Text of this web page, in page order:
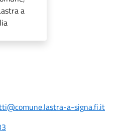
a
a-signa.fi.it